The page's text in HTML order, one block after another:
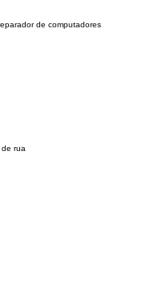
de computadores
rua